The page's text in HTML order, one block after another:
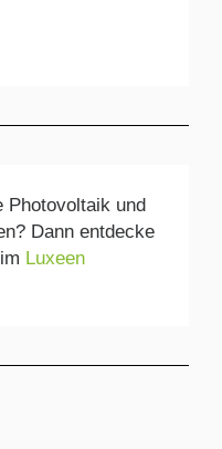
Photovoltaik und
Dann entdecke
Luxeen